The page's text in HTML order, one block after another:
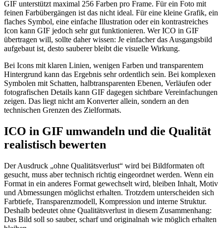
GIF unterstützt maximal 256 Farben pro Frame. Für ein Foto mit
feinen Farbübergängen ist das nicht ideal. Für eine kleine Grafik, ein
flaches Symbol, eine einfache Illustration oder ein kontrastreiches
Icon kann GIF jedoch sehr gut funktionieren. Wer ICO in GIF
übertragen will, sollte daher wissen: Je einfacher das Ausgangsbild
aufgebaut ist, desto sauberer bleibt die visuelle Wirkung.
Bei Icons mit klaren Linien, wenigen Farben und transparentem
Hintergrund kann das Ergebnis sehr ordentlich sein. Bei komplexen
Symbolen mit Schatten, halbtransparenten Ebenen, Verläufen oder
fotografischen Details kann GIF dagegen sichtbare Vereinfachungen
zeigen. Das liegt nicht am Konverter allein, sondern an den
technischen Grenzen des Zielformats.
ICO in GIF umwandeln und die Qualität
realistisch bewerten
Der Ausdruck „ohne Qualitätsverlust“ wird bei Bildformaten oft
gesucht, muss aber technisch richtig eingeordnet werden. Wenn ein
Format in ein anderes Format gewechselt wird, bleiben Inhalt, Motiv
und Abmessungen möglichst erhalten. Trotzdem unterscheiden sich
Farbtiefe, Transparenzmodell, Kompression und interne Struktur.
Deshalb bedeutet ohne Qualitätsverlust in diesem Zusammenhang:
Das Bild soll so sauber, scharf und originalnah wie möglich erhalten